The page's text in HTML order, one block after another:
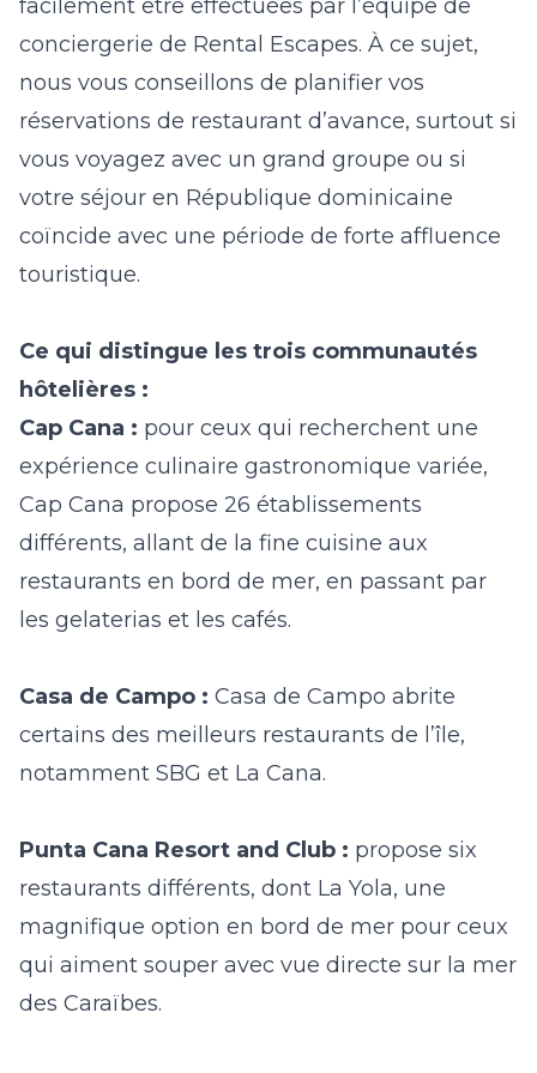
facilement être effectuées par l’équipe de
conciergerie de Rental Escapes. À ce sujet,
nous vous conseillons de planifier vos
réservations de restaurant d’avance, surtout si
vous voyagez avec un grand groupe ou si
votre séjour en République dominicaine
coïncide avec une période de forte affluence
touristique.
Ce qui distingue les trois communautés
hôtelières :
Cap Cana : pour ceux qui recherchent une
expérience culinaire gastronomique variée,
Cap Cana propose 26 établissements
différents, allant de la fine cuisine aux
restaurants en bord de mer, en passant par
les gelaterias et les cafés.
Casa de Campo : Casa de Campo abrite
certains des meilleurs restaurants de l’île,
notamment SBG et La Cana.
Punta Cana Resort and Club : propose six
restaurants différents, dont La Yola, une
magnifique option en bord de mer pour ceux
qui aiment souper avec vue directe sur la mer
des Caraïbes.